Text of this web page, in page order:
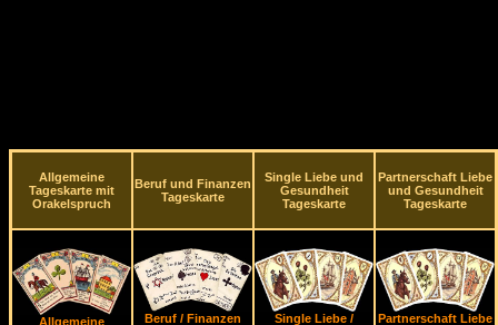
Allgemeine
Tageskarte mit
Orakelspruch
Beruf und Finanzen
Tageskarte
Single Liebe und
Gesundheit
Tageskarte
Partnerschaft Liebe
und Gesundheit
Tageskarte
Allgemeine
Beruf / Finanzen
Single Liebe /
Partnerschaft Liebe